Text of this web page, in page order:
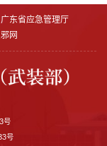
广东省应急管理厅
网
号
号